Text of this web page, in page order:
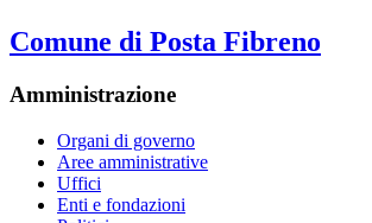
Comune di Posta Fibreno
Amministrazione
Organi di governo
Aree amministrative
Uffici
Enti e fondazioni